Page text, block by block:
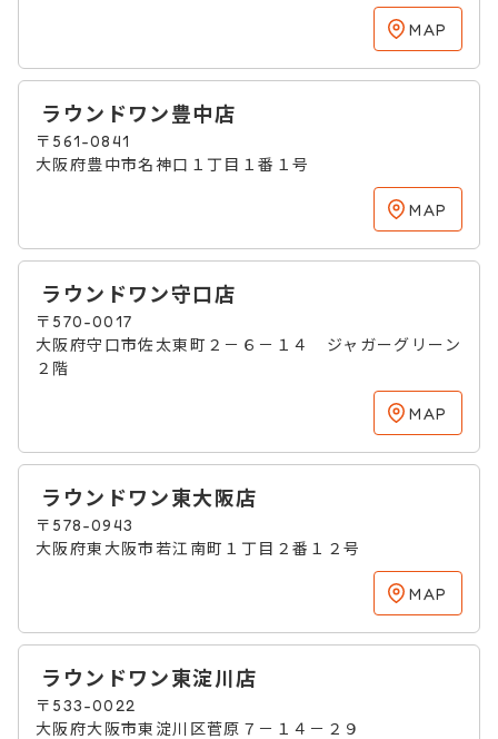
MAP
ラウンドワン豊中店
〒561-0841
大阪府豊中市名神口１丁目１番１号
MAP
ラウンドワン守口店
〒570-0017
大阪府守口市佐太東町２－６－１４ ジャガーグリーン
２階
MAP
ラウンドワン東大阪店
〒578-0943
大阪府東大阪市若江南町１丁目２番１２号
MAP
ラウンドワン東淀川店
〒533-0022
大阪府大阪市東淀川区菅原７－１４－２９